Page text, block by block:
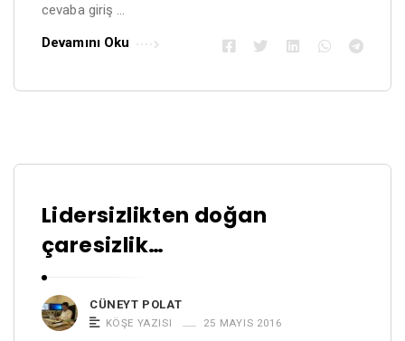
cevaba giriş …
Devamını Oku
Lidersizlikten doğan
çaresizlik…
CÜNEYT POLAT
KÖŞE YAZISI 25 MAYIS 2016